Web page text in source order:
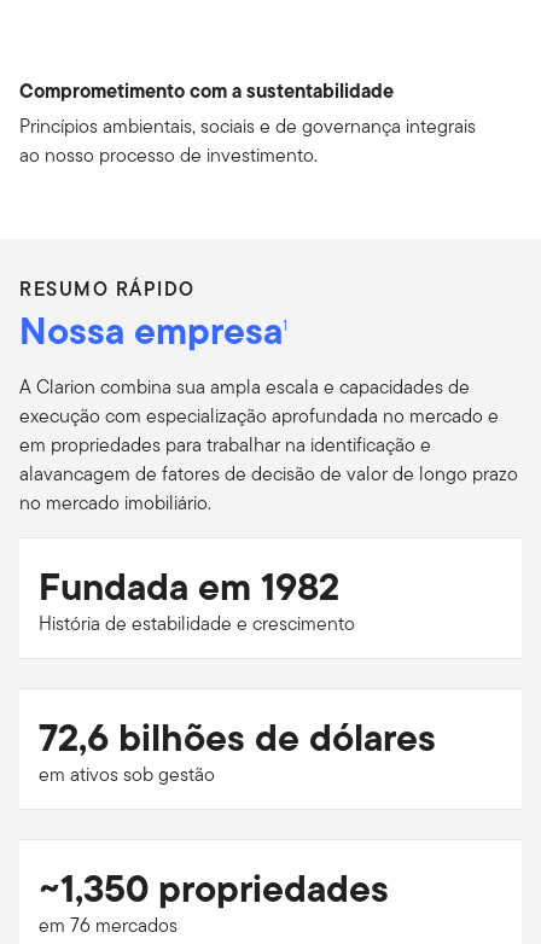
Comprometimento com a sustentabilidade
Princípios ambientais, sociais e de governança integrais
ao nosso processo de investimento.
RESUMO RÁPIDO
Nossa empresa1
A Clarion combina sua ampla escala e capacidades de
execução com especialização aprofundada no mercado e
em propriedades para trabalhar na identificação e
alavancagem de fatores de decisão de valor de longo prazo
no mercado imobiliário.
Fundada em 1982
História de estabilidade e crescimento
72,6 bilhões de dólares
em ativos sob gestão
~1,350 propriedades
em 76 mercados